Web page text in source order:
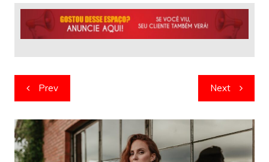
Navegação
de
artigos
Prev Next